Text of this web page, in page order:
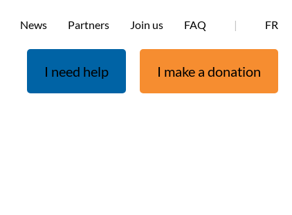
News Partners Join us FAQ | FR
I need help I make a donation